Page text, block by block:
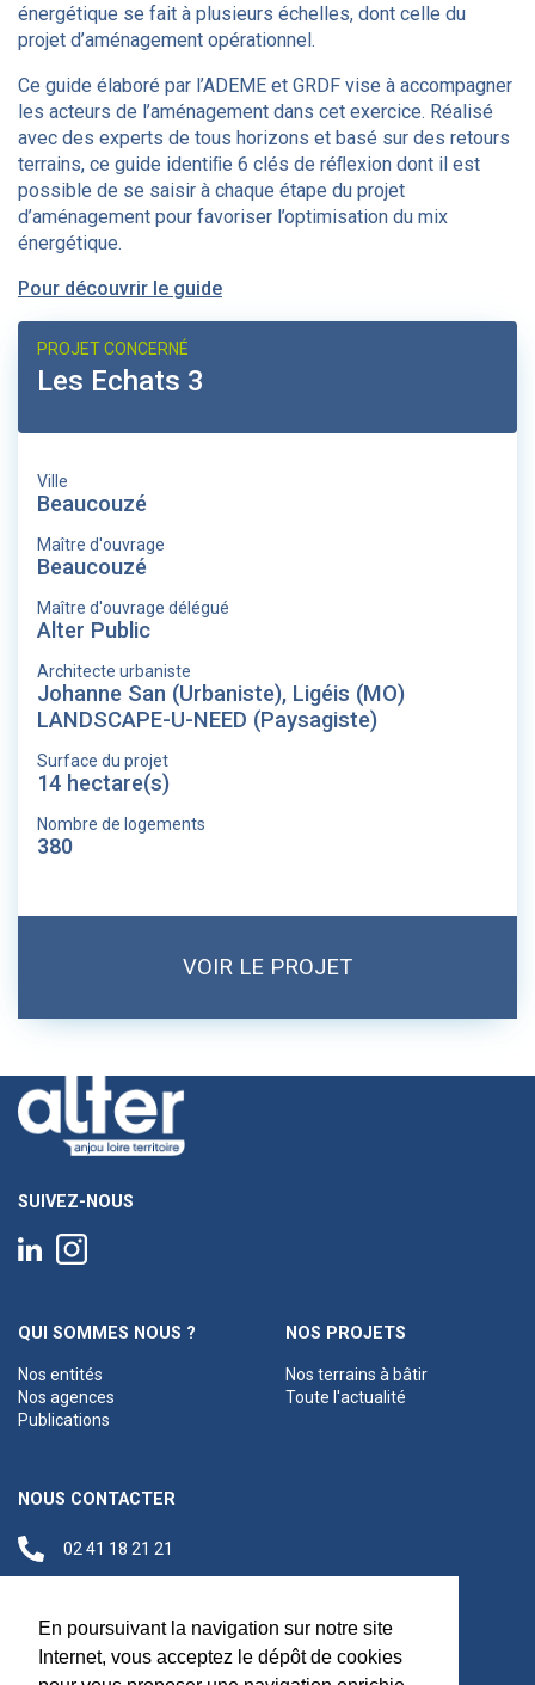
En poursuivant la navigation sur notre site
Internet, vous acceptez le dépôt de cookies
énergétique se fait à plusieurs échelles, dont celle du
projet d’aménagement opérationnel.
Ce guide élaboré par l’ADEME et GRDF vise à accompagner
les acteurs de l’aménagement dans cet exercice. Réalisé
avec des experts de tous horizons et basé sur des retours
terrains, ce guide identiﬁe 6 clés de réﬂexion dont il est
possible de se saisir à chaque étape du projet
d’aménagement pour favoriser l’optimisation du mix
énergétique.
Pour découvrir le guide
PROJET CONCERNÉ
Les Echats 3
Ville
Beaucouzé
Maître d'ouvrage
Beaucouzé
Maître d'ouvrage délégué
Alter Public
Architecte urbaniste
Johanne San (Urbaniste), Ligéis (MO)
LANDSCAPE-U-NEED (Paysagiste)
Surface du projet
14 hectare(s)
Nombre de logements
380
VOIR LE PROJET
SUIVEZ-NOUS
QUI SOMMES NOUS ?
Nos entités
Nos agences
Publications
NOS PROJETS
Nos terrains à bâtir
Toute l'actualité
NOUS CONTACTER
02 41 18 21 21
Siège social
Maréchal Foch,